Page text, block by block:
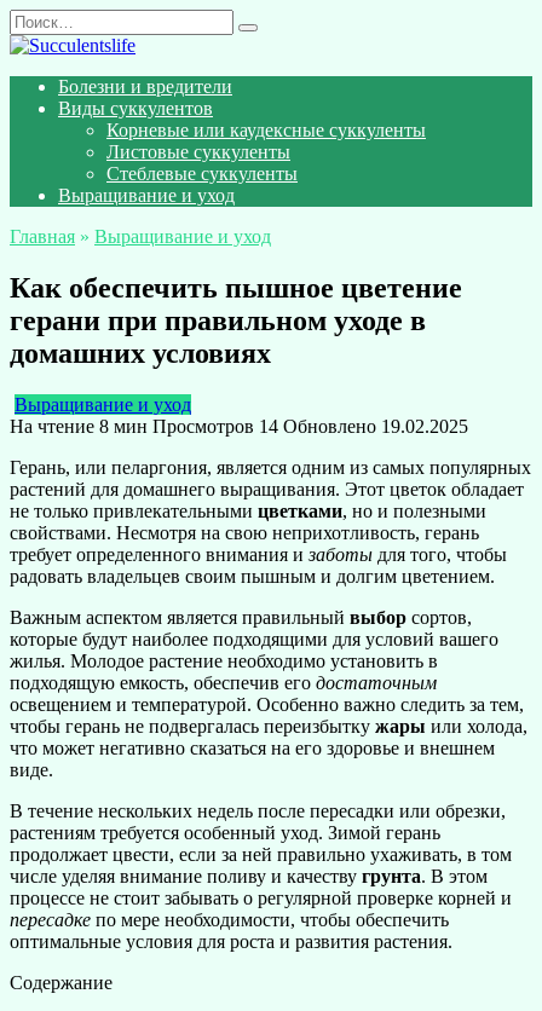
Перейти
к
Search
for:
Болезни и вредители
Виды суккулентов
Корневые или каудексные суккуленты
Листовые суккуленты
Стеблевые суккуленты
Выращивание и уход
Главная » Выращивание и уход
Как обеспечить пышное цветение
герани при правильном уходе в
домашних условиях
Выращивание и уход
На чтение 8 мин Просмотров 14 Обновлено 19.02.2025
Герань, или пеларгония, является одним из самых популярных
растений для домашнего выращивания. Этот цветок обладает
не только привлекательными цветками, но и полезными
свойствами. Несмотря на свою неприхотливость, герань
требует определенного внимания изаботы для того, чтобы
радовать владельцев своим пышным и долгим цветением.
Важным аспектом является правильный выбор сортов,
которые будут наиболее подходящими для условий вашего
жилья. Молодое растение необходимо установить в
подходящую емкость, обеспечив его достаточным
освещением и температурой. Особенно важно следить за тем,
чтобы герань не подвергалась переизбытку жары или холода,
что может негативно сказаться на его здоровье и внешнем
виде.
В течение нескольких недель после пересадки или обрезки,
растениям требуется особенный уход. Зимой герань
продолжает цвести, если за ней правильно ухаживать, в том
числе уделяя внимание поливу и качеству грунта. В этом
процессе не стоит забывать о регулярной проверке корней и
пересадке по мере необходимости, чтобы обеспечить
оптимальные условия для роста и развития растения.
Содержание